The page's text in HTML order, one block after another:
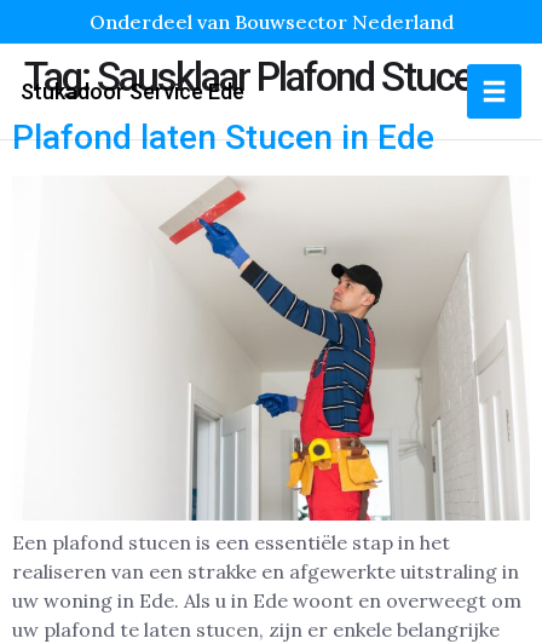
Onderdeel van Bouwsector Nederland
Stukadoor Service Ede
Tag:Sausklaar Plafond Stucen
Plafond laten Stucen in Ede
Een plafond stucen is een essentiële stap in het
realiseren van een strakke en afgewerkte uitstraling in
uw woning in Ede. Als u in Ede woont en overweegt om
uw plafond te laten stucen, zijn er enkele belangrijke